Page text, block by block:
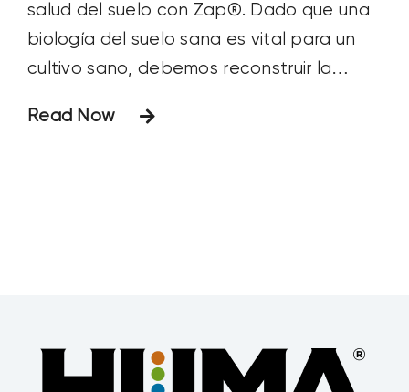
salud del suelo con Zap®. Dado que una
biología del suelo sana es vital para un
cultivo sano, debemos reconstruir la
fumigantes o pesticidas. Hablamos de
fumigantes/plaguicidas.
Read Now